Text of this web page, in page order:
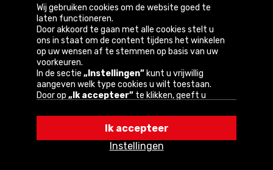
Bij u binnen3 dagen
GRATISlevering
Bestel
Boor voor hout "Economy"
Vergelijk
Wij gebruiken cookies om de website goed te
laten functioneren.
Door akkoord te gaan met alle cookies stelt u
ons in staat om de content tijdens het winkelen
op uw wensen af te stemmen op basis van uw
voorkeuren.
In de sectie „Instellingen” kunt u vrijwillig
aangeven welk type cookies u wilt toestaan.
Door op „Ik accepteer” te klikken, geeft u
volgens de instellingen van uw browser.
U kunt uw keuze te allen tijde wijzigen door op
„Instellingen”in het cookiebeleid te klikken.
Een van onze partners is Google.
Instellingen
Ik accepteer